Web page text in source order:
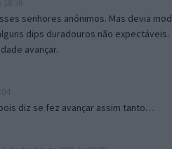
senhores anónimos. Mas devia
dips duradouros não
avançar.
diz se fez avançar assim tanto…